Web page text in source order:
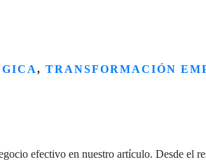
, TRANSFORMACIÓN
efectivo en nuestro artículo. Desde el